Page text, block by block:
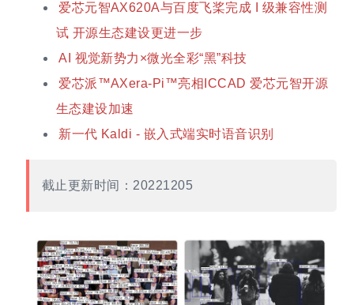
爱芯元智AX620A与百度飞桨完成 I 级兼容性测
试 开源生态建设更进一步
AI 视觉新势力×微光全彩“黑”科技
爱芯派™AXera-Pi™亮相ICCAD 爱芯元智开源
生态建设加速
新一代 Kaldi - 嵌入式端实时语音识别
截止更新时间：20221205